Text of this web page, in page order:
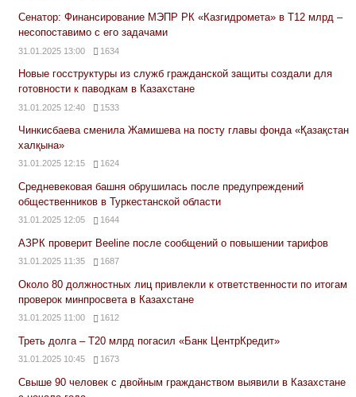
Сенатор: Финансирование МЭПР РК «Казгидромета» в Т12 млрд –
несопоставимо с его задачами
31.01.2025 13:00 1634
Новые госструктуры из служб гражданской защиты создали для
готовности к паводкам в Казахстане
31.01.2025 12:40 1533
Чинкисбаева сменила Жамишева на посту главы фонда «Қазақстан
халқына»
31.01.2025 12:15 1624
Средневековая башня обрушилась после предупреждений
общественников в Туркестанской области
31.01.2025 12:05 1644
АЗРК проверит Beeline после сообщений о повышении тарифов
31.01.2025 11:35 1687
Около 80 должностных лиц привлекли к ответственности по итогам
проверок минпросвета в Казахстане
31.01.2025 11:00 1612
Треть долга – Т20 млрд погасил «Банк ЦентрКредит»
31.01.2025 10:45 1673
Свыше 90 человек с двойным гражданством выявили в Казахстане